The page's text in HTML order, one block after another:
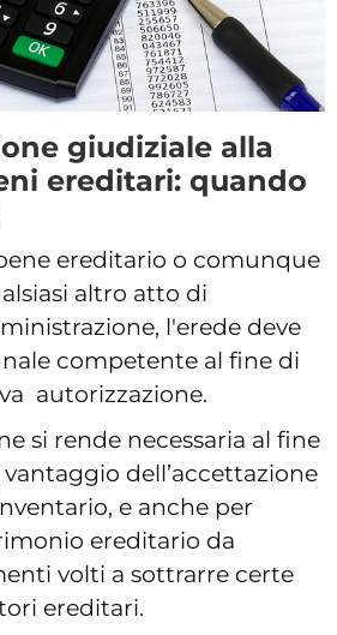
giudiziale alla
ereditari: quando
ereditario o comunque
altro atto di
l'erede deve
competente al fine di
autorizzazione.
si rende necessaria al fine
dell’accettazione
e anche per
ereditario da
volti a sottrarre certe
ereditari.